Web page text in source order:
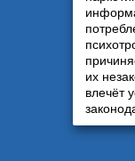
их
влечёт